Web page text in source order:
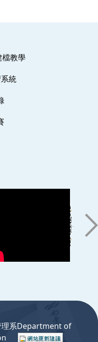
檔教學
統
理系Department of